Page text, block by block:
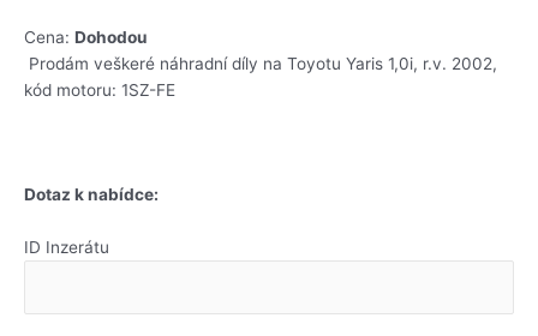
Cena: Dohodou
Prodám veškeré náhradní díly na Toyotu Yaris 1,0i, r.v. 2002,
kód motoru: 1SZ-FE
Dotaz k nabídce:
ID Inzerátu